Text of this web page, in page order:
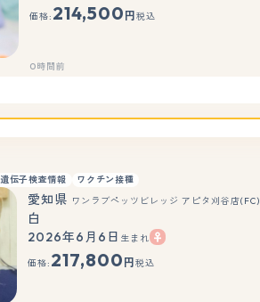
価格: 214,500 円 税込
0時間前
遺伝子検査情報 ワクチン接種
もっと見る
愛知県 ワンラブペッツビレッジ アピタ刈谷店(FC)
白
2026年6月6日 生まれ
価格: 217,800 円 税込